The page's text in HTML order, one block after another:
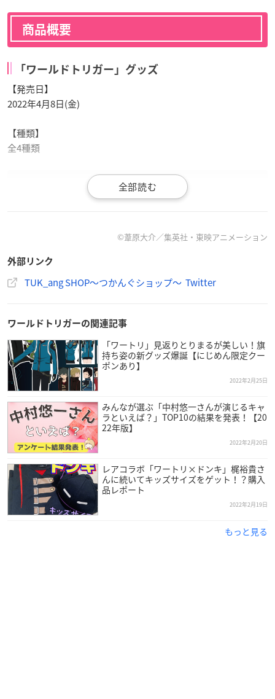
商品概要
「ワールドトリガー」グッズ
【発売日】
2022年4月8日(金)
【種類】
全4種類
#ワールドトリガー」より
5名の描き下ろしイラストを使用したグッズが発売決定！
ご予約受付中！
— TUK_ang SHOP〜つかんぐショップ〜 (@tuk_ang)
uary 25, 2022
©葦原大介／集英社・東映アニメーション
外部リンク
TUK_ang SHOP〜つかんぐショップ〜 Twitter
ワールドトリガーの関連記事
「ワートリ」見返りとりまるが美しい！旗
持ち姿の新グッズ爆誕【にじめん限定クー
ポンあり】
2022年2月25日
みんなが選ぶ「中村悠一さんが演じるキャ
ラといえば？」TOP10の結果を発表！【20
22年版】
2022年2月20日
レアコラボ「ワートリ×ドンキ」梶裕貴さ
んに続いてキッズサイズをゲット！？購入
品レポート
2022年2月19日
もっと見る